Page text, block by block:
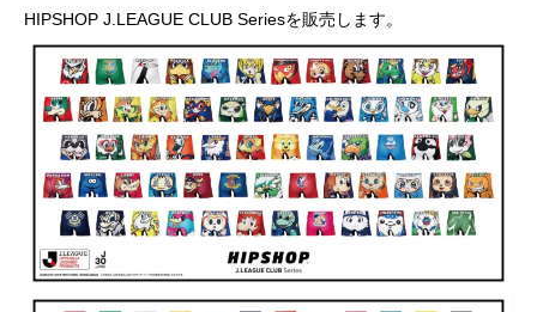
HIPSHOP J.LEAGUE CLUB Seriesを販売します。